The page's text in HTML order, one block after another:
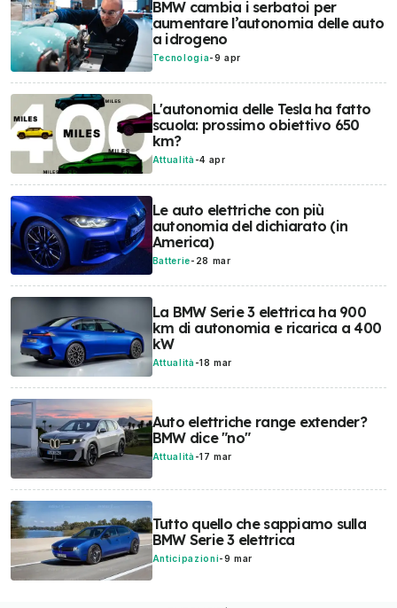
BMW cambia i serbatoi per
aumentare l’autonomia delle auto
a idrogeno
Tecnologia-9 apr
L'autonomia delle Tesla ha fatto
scuola: prossimo obiettivo 650
km?
Attualità -4 apr
Le auto elettriche con più
autonomia del dichiarato (in
America)
Batterie- 28 mar
La BMW Serie 3 elettrica ha 900
km di autonomia e ricarica a 400
kW
Attualità -18 mar
Auto elettriche range extender?
BMW dice "no"
Attualità -17 mar
Tutto quello che sappiamo sulla
BMW Serie 3 elettrica
Anticipazioni-9 mar